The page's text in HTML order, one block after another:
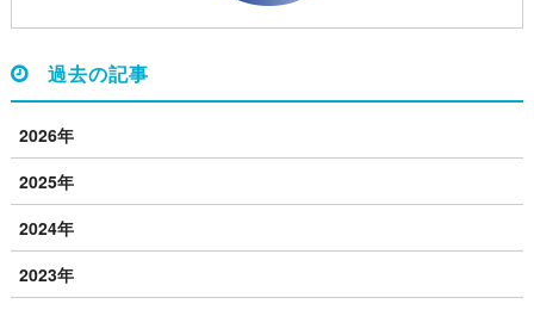
過去の記事
2026年
2025年
2024年
2023年